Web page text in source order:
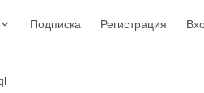
Подписка Регистрация